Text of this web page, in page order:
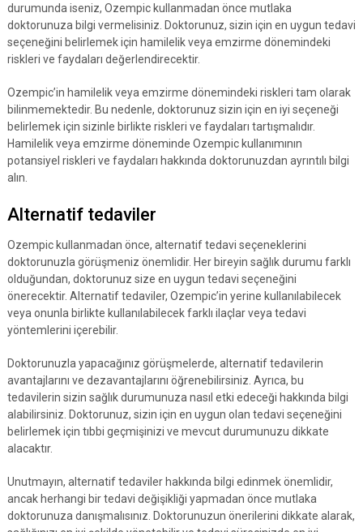
durumunda iseniz, Ozempic kullanmadan önce mutlaka
doktorunuza bilgi vermelisiniz. Doktorunuz, sizin için en uygun tedavi
seçeneğini belirlemek için hamilelik veya emzirme dönemindeki
riskleri ve faydaları değerlendirecektir.
Ozempic’in hamilelik veya emzirme dönemindeki riskleri tam olarak
bilinmemektedir. Bu nedenle, doktorunuz sizin için en iyi seçeneği
belirlemek için sizinle birlikte riskleri ve faydaları tartışmalıdır.
Hamilelik veya emzirme döneminde Ozempic kullanımının
potansiyel riskleri ve faydaları hakkında doktorunuzdan ayrıntılı bilgi
alın.
Alternatif tedaviler
Ozempic kullanmadan önce, alternatif tedavi seçeneklerini
doktorunuzla görüşmeniz önemlidir. Her bireyin sağlık durumu farklı
olduğundan, doktorunuz size en uygun tedavi seçeneğini
önerecektir. Alternatif tedaviler, Ozempic’in yerine kullanılabilecek
veya onunla birlikte kullanılabilecek farklı ilaçlar veya tedavi
yöntemlerini içerebilir.
Doktorunuzla yapacağınız görüşmelerde, alternatif tedavilerin
avantajlarını ve dezavantajlarını öğrenebilirsiniz. Ayrıca, bu
tedavilerin sizin sağlık durumunuza nasıl etki edeceği hakkında bilgi
alabilirsiniz. Doktorunuz, sizin için en uygun olan tedavi seçeneğini
belirlemek için tıbbi geçmişinizi ve mevcut durumunuzu dikkate
alacaktır.
Unutmayın, alternatif tedaviler hakkında bilgi edinmek önemlidir,
ancak herhangi bir tedavi değişikliği yapmadan önce mutlaka
doktorunuza danışmalısınız. Doktorunuzun önerilerini dikkate alarak,